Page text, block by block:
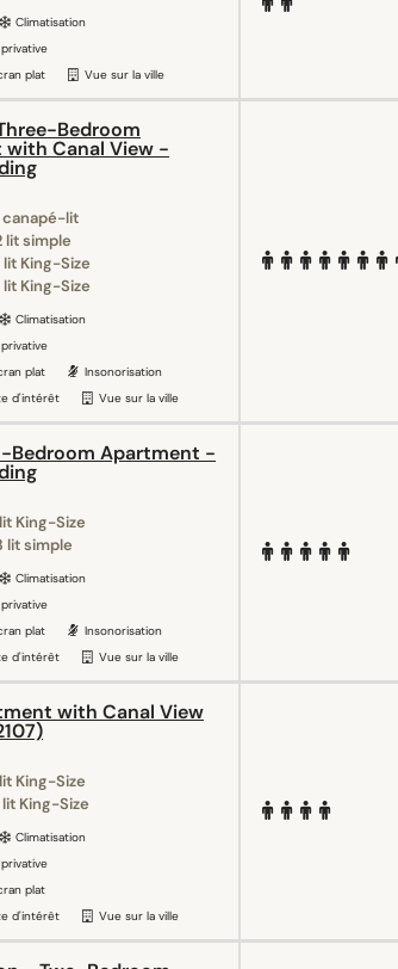
Climatisation
plat
Vue sur la ville
Bedroom
Canal View -
canapé-lit
lit simple
lit King-Size
lit King-Size
Climatisation
plat
Insonorisation
d'intérêt
Vue sur la ville
Bedroom Apartment -
King-Size
lit simple
Climatisation
plat
Insonorisation
d'intérêt
Vue sur la ville
with Canal View
King-Size
lit King-Size
Climatisation
plat
d'intérêt
Vue sur la ville